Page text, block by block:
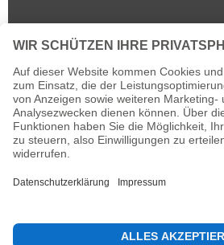
Rechtliches
Informationen
Newsletter
Alle Preise inkl. gesetzl.